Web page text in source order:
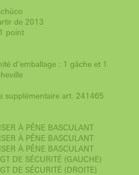
de 2013
point
d'emballage : 1 gâche et 1
supplémentaire art. 241465
À PÊNE BASCULANT
À PÊNE BASCULANT
À PÊNE BASCULANT
DE SÉCURITÉ (GAUCHE)
DE SÉCURITÉ (DROITE)